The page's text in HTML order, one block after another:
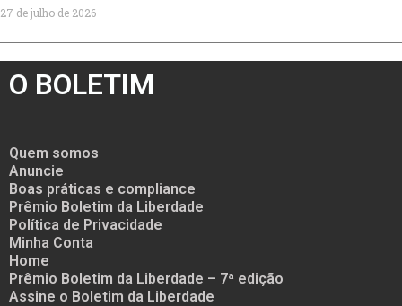
27 de julho de 2026
O BOLETIM
Quem somos
Anuncie
Boas práticas e compliance
Prêmio Boletim da Liberdade
Política de Privacidade
Minha Conta
Home
Prêmio Boletim da Liberdade – 7ª edição
Assine o Boletim da Liberdade